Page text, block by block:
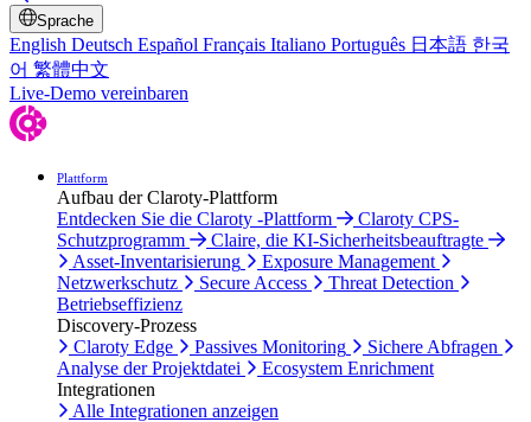
Sprache
English Deutsch Español Français Italiano Português 日本語 한국
어 繁體中文
Live-Demo vereinbaren
Plattform
Aufbau der Claroty-Plattform
Entdecken Sie die Claroty -Plattform
Claroty CPS-
Schutzprogramm
Claire, die KI-Sicherheitsbeauftragte
Asset-Inventarisierung
Exposure Management
Netzwerkschutz
Secure Access
Threat Detection
Betriebseffizienz
Discovery-Prozess
Claroty Edge
Passives Monitoring
Sichere Abfragen
Analyse der Projektdatei
Ecosystem Enrichment
Integrationen
Alle Integrationen anzeigen